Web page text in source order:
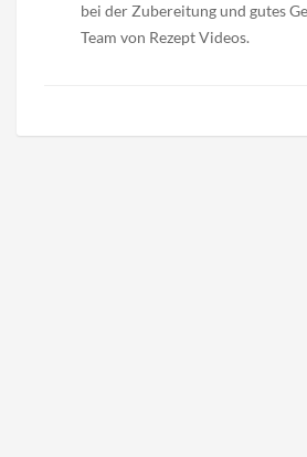
bei der Zubereitung und gutes
Team von Rezept Videos.